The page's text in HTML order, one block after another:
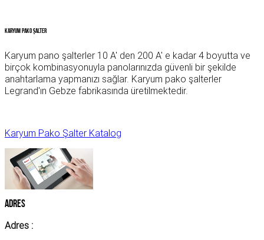
Karyum Pako Şalter
Karyum pano şalterler 10 A' den 200 A' e kadar 4 boyutta ve
birçok kombinasyonuyla panolarınızda güvenli bir şekilde
anahtarlama yapmanızı sağlar. Karyum pako şalterler
Legrand'ın Gebze fabrikasında üretilmektedir.
Karyum Pako Şalter Katalog
Adres
Adres :